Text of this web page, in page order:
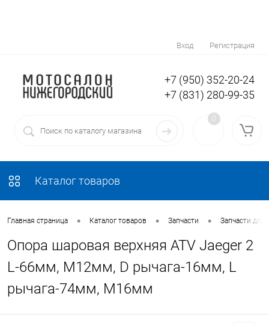
Вход Регистрация
+7 (950) 352-20-24
+7 (831) 280-99-35
0
Каталог товаров
Главная страница • Каталог товаров • Запчасти • Запчасти для
Опора шаровая верхняя ATV Jaeger 2
L-66мм, М12мм, D рычага-16мм, L
рычага-74мм, М16мм